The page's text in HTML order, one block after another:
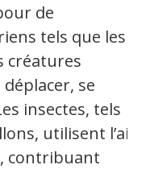
de
tels que les
créatures
se
insectes, tels
utilisent l’air
contribuant